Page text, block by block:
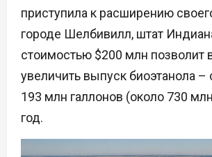
приступила к расширению
городе Шелбивилл, штат
стоимостью $200 млн позволит
увеличить выпуск биоэтанола
193 млн галлонов (около 730
год.